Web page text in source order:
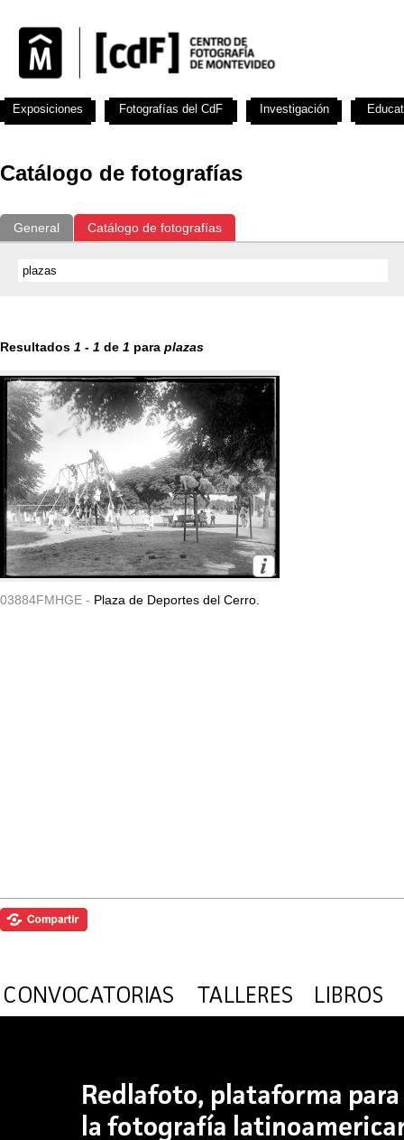
Catálogo de fotografías
General Catálogo de fotografías
Resultados 1 - 1 de 1 para plazas
03884FMHGE - Plaza de Deportes del Cerro.
Exposiciones Fotografías del CdF Investigación